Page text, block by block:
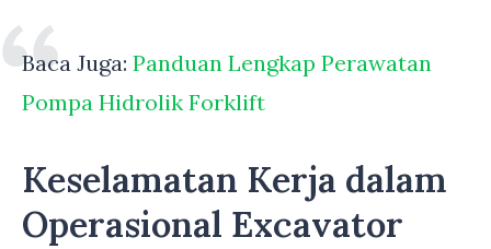
Baca Juga: Panduan Lengkap Perawatan
Pompa Hidrolik Forklift
Keselamatan Kerja dalam
Operasional Excavator